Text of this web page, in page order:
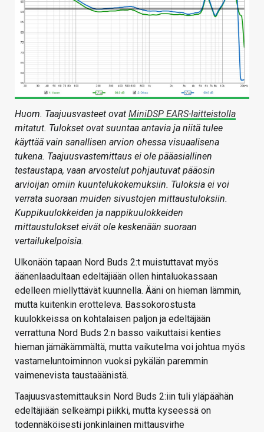
Huom. Taajuusvasteet ovat MiniDSP EARS-laitteistolla
mitatut. Tulokset ovat suuntaa antavia ja niitä tulee
käyttää vain sanallisen arvion ohessa visuaalisena
tukena. Taajuusvastemittaus ei ole pääasiallinen
testaustapa, vaan arvostelut pohjautuvat pääosin
arvioijan omiin kuuntelukokemuksiin. Tuloksia ei voi
verrata suoraan muiden sivustojen mittaustuloksiin.
Kuppikuulokkeiden ja nappikuulokkeiden
mittaustulokset eivät ole keskenään suoraan
vertailukelpoisia.
Ulkonäön tapaan Nord Buds 2:t muistuttavat myös
äänenlaadultaan edeltäjiään ollen hintaluokassaan
edelleen miellyttävät kuunnella. Ääni on hieman lämmin,
mutta kuitenkin erotteleva. Bassokorostusta
kuulokkeissa on kohtalaisen paljon ja edeltäjään
verrattuna Nord Buds 2:n basso vaikuttaisi kenties
hieman jämäkämmältä, mutta vaikutelma voi johtua myös
vastameluntoiminnon vuoksi pykälän paremmin
vaimenevista taustaäänistä.
Taajuusvastemittauksin Nord Buds 2:iin tuli yläpäähän
edeltäjiään selkeämpi piikki, mutta kyseessä on
todennäköisesti jonkinlainen mittausvirhe